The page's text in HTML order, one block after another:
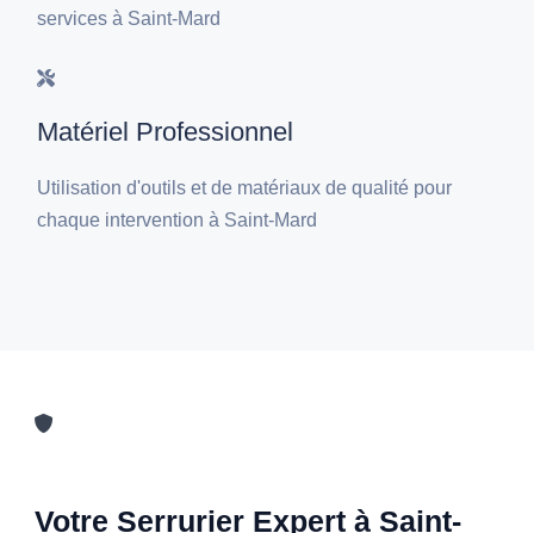
services à Saint-Mard
Matériel Professionnel
Utilisation d'outils et de matériaux de qualité pour
chaque intervention à Saint-Mard
Votre Serrurier Expert à Saint-